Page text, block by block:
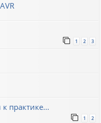
1 2 3
практике...
1 2